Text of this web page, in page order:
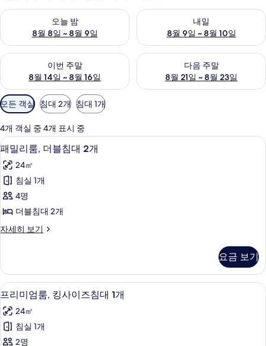
오늘 밤
8월 8일 ~ 8월 9일
오늘 밤 예약 가능 여부 확인, 8월 8일 ~ 8월 9일
내일
8월 9일 ~ 8월 10일
내일 예약 가능 여부 확인, 8월
이번 주말
8월 14일 ~ 8월 16일
이번 주말 예약 가능 여부 확인, 8월 14일 ~ 8월 16일
다음 주말
8월 21일 ~ 8월 23일
다음 주말 예약 가능 여부 확인
객
실
에
사
용
가
능
한
터
모든 객실 침대 2개 침대 1개
4개 객실 중 4개 표시 중
패
밀
리
룸,
더
블
침
2
개
사
진
모
두
패밀리룸, 더블침대 2개 | 이집트산 면
5
패밀리룸, 더블침대 2개
24㎡
침실 1개
4명
더블침대 2개
자세히 보기
패
더
블
침
2
개
요금 보기
프
리
미
엄
프리미엄룸, 킹사이즈침대 1개 | 이집
9
프리미엄룸, 킹사이즈침대 1개
24㎡
침실 1개
2명